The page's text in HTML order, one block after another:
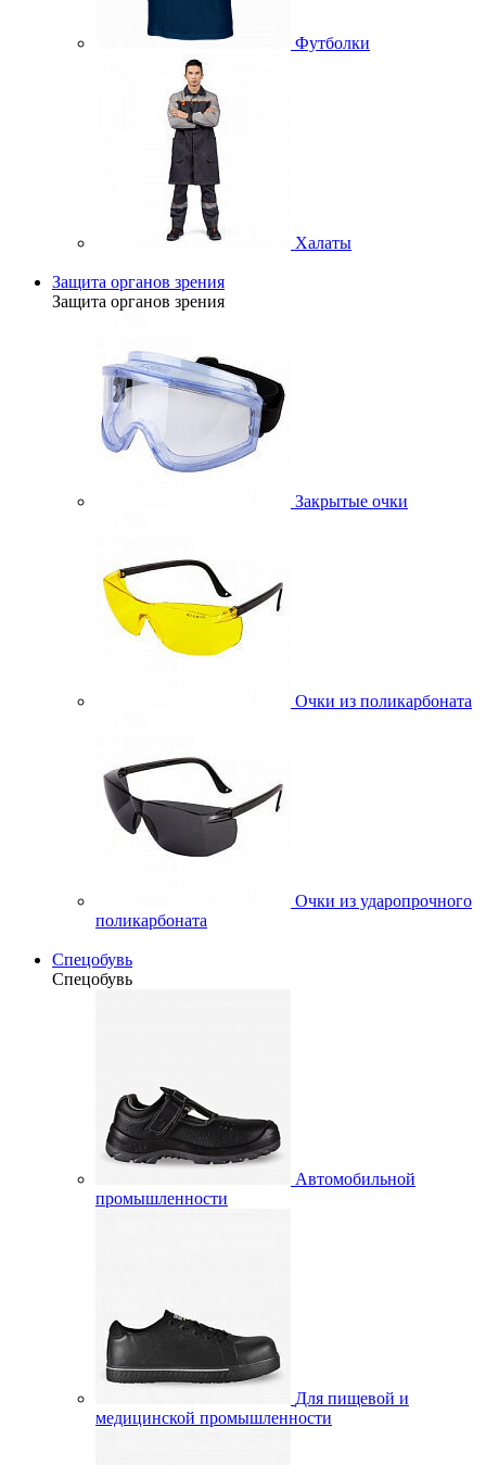
Футболки
Халаты
Защита органов зрения
Защита органов зрения
Закрытые очки
Очки из поликарбоната
Очки из ударопрочного
поликарбоната
Спецобувь
Спецобувь
Автомобильной
промышленности
Для пищевой и
медицинской промышленности